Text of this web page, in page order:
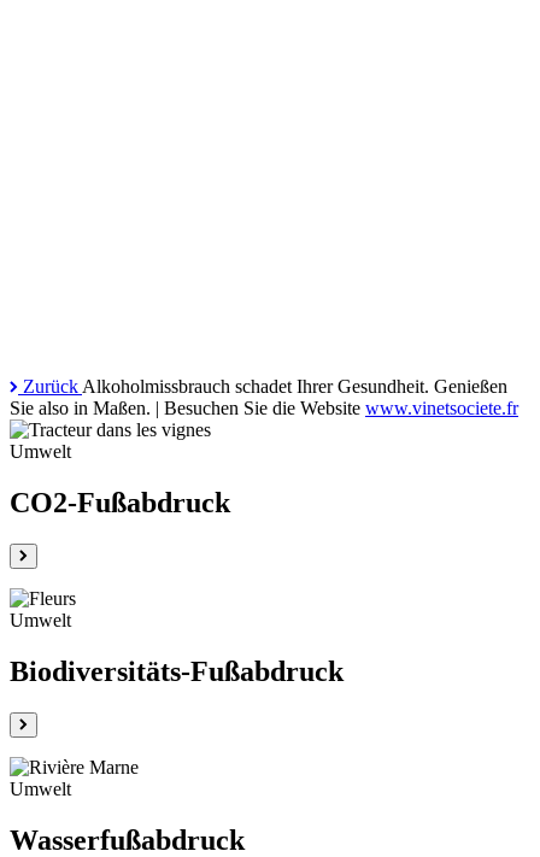
Zurück Alkoholmissbrauch schadet Ihrer Gesundheit. Genießen
Sie also in Maßen. | Besuchen Sie die Website www.vinetsociete.fr
Umwelt
CO2-Fußabdruck
Umwelt
Biodiversitäts-Fußabdruck
Umwelt
Wasserfußabdruck